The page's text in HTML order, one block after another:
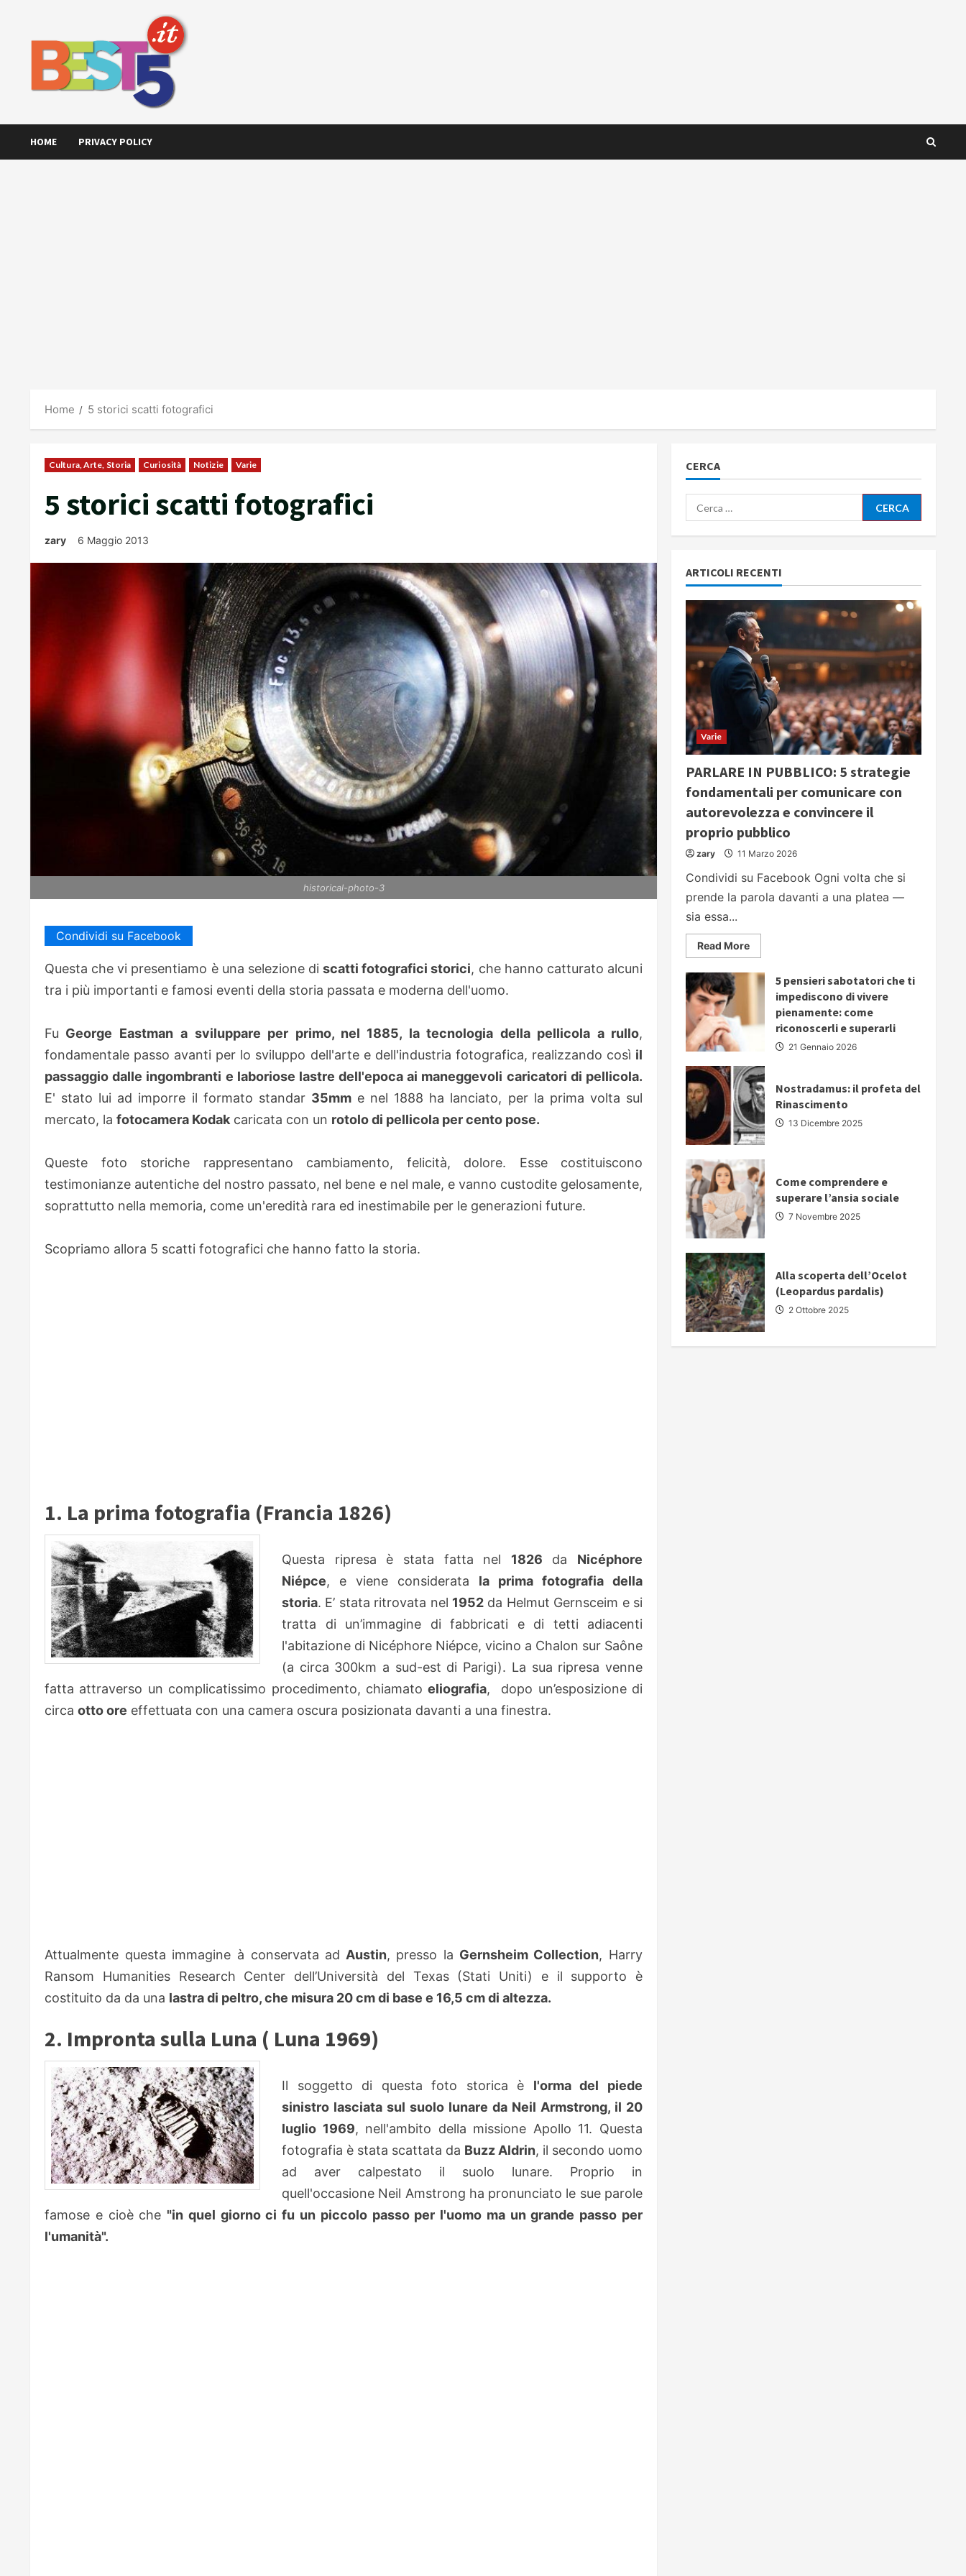
HOME PRIVACY POLICY
Home 5 storici scatti fotografici
Cultura, Arte, Storia Curiosità Notizie Varie
5 storici scatti fotografici
zary 6 Maggio 2013
historical-photo-3
Condividi su Facebook
Questa che vi presentiamo è una selezione discatti fotografici storici, che hanno catturato alcuni
tra i più importanti e famosi eventi della storia passata e moderna dell'uomo.
Fu George Eastman a sviluppare per primo, nel 1885, la tecnologia della pellicola a rullo,
fondamentale passo avanti per lo sviluppo dell'arte e dell'industria fotografica, realizzando così il
passaggio dalle ingombranti e laboriose lastre dell'epoca ai maneggevoli caricatori di pellicola.
E' stato lui ad imporre il formato standar 35mme nel 1888 ha lanciato, per la prima volta sul
mercato, la fotocamera Kodak caricata con un rotolo di pellicola per cento pose.
Queste foto storiche rappresentano cambiamento, felicità, dolore. Esse costituiscono
testimonianze autentiche del nostro passato, nel bene e nel male, e vanno custodite gelosamente,
soprattutto nella memoria, come un'eredità rara ed inestimabile per le generazioni future.
Scopriamo allora 5 scatti fotografici che hanno fatto la storia.
1. La prima fotografia (Francia 1826)
Questa ripresa è stata fatta nel 1826 da Nicéphore
Niépce, e viene considerata la prima fotografia della
storia. E’ stata ritrovata nel 1952 da Helmut Gernsceim e si
tratta di un’immagine di fabbricati e di tetti adiacenti
l'abitazione di Nicéphore Niépce, vicino a Chalon sur Saône
(a circa 300km a sud-est di Parigi). La sua ripresa venne
fatta attraverso un complicatissimo procedimento, chiamatoeliografia, dopo un’esposizione di
circa otto ore effettuata con una camera oscura posizionata davanti a una finestra.
Attualmente questa immagine à conservata ad Austin, presso la Gernsheim Collection, Harry
Ransom Humanities Research Center dell’Università del Texas (Stati Uniti) e il supporto è
costituito da da una lastra di peltro, che misura 20 cm di base e 16,5 cm di altezza.
2. Impronta sulla Luna ( Luna 1969)
Il soggetto di questa foto storica è l'orma del piede
sinistro lasciata sul suolo lunare da Neil Armstrong, il 20
luglio 1969, nell'ambito della missione Apollo 11. Questa
fotografia è stata scattata da Buzz Aldrin, il secondo uomo
ad aver calpestato il suolo lunare. Proprio in
quell'occasione Neil Amstrong ha pronunciato le sue parole
famose e cioè che "in quel giorno ci fu un piccolo passo per l'uomo ma un grande passo per
l'umanità".
CERCA
Ricerca
per:
ARTICOLI RECENTI
Varie
PARLARE IN PUBBLICO: 5 strategie
fondamentali per comunicare con
autorevolezza e convincere il
proprio pubblico
zary 11 Marzo 2026
Condividi su Facebook Ogni volta che si
prende la parola davanti a una platea —
sia essa...
Read MoreRead
more
PARLARE
IN
PUBBLICO:
strategie
fondamentali
comunicare
autorevolezza
e
convincere
il
proprio
pubblico
5 pensieri sabotatori che ti
impediscono di vivere
pienamente: come
riconoscerli e superarli
21 Gennaio 2026
Nostradamus: il profeta del
Rinascimento
13 Dicembre 2025
Come comprendere e
superare l’ansia sociale
7 Novembre 2025
Alla scoperta dell’Ocelot
(Leopardus pardalis)
2 Ottobre 2025